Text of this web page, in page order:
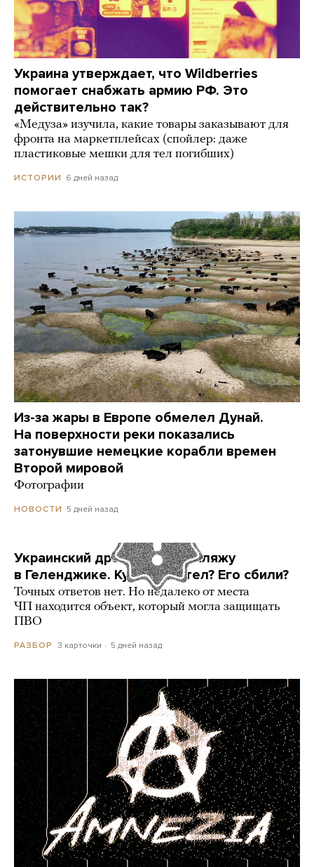
Украина утверждает, что Wildberries
помогает снабжать армию РФ. Это
действительно так?
«Медуза» изучила, какие товары заказывают для
фронта на маркетплейсах (спойлер: даже
пластиковые мешки для тел погибших)
ИСТОРИИ 6 дней назад
Из-за жары в Европе обмелел Дунай.
На поверхности реки показались
затонувшие немецкие корабли времен
Второй мировой
Фотографии
НОВОСТИ 5 дней назад
Украинский дрон попал по пляжу
в Геленджике. Куда он летел? Его сбили?
Точных ответов нет. Но недалеко от места
ЧП находится объект, который могла защищать
ПВО
РАЗБОР 3 карточки 5 дней назад